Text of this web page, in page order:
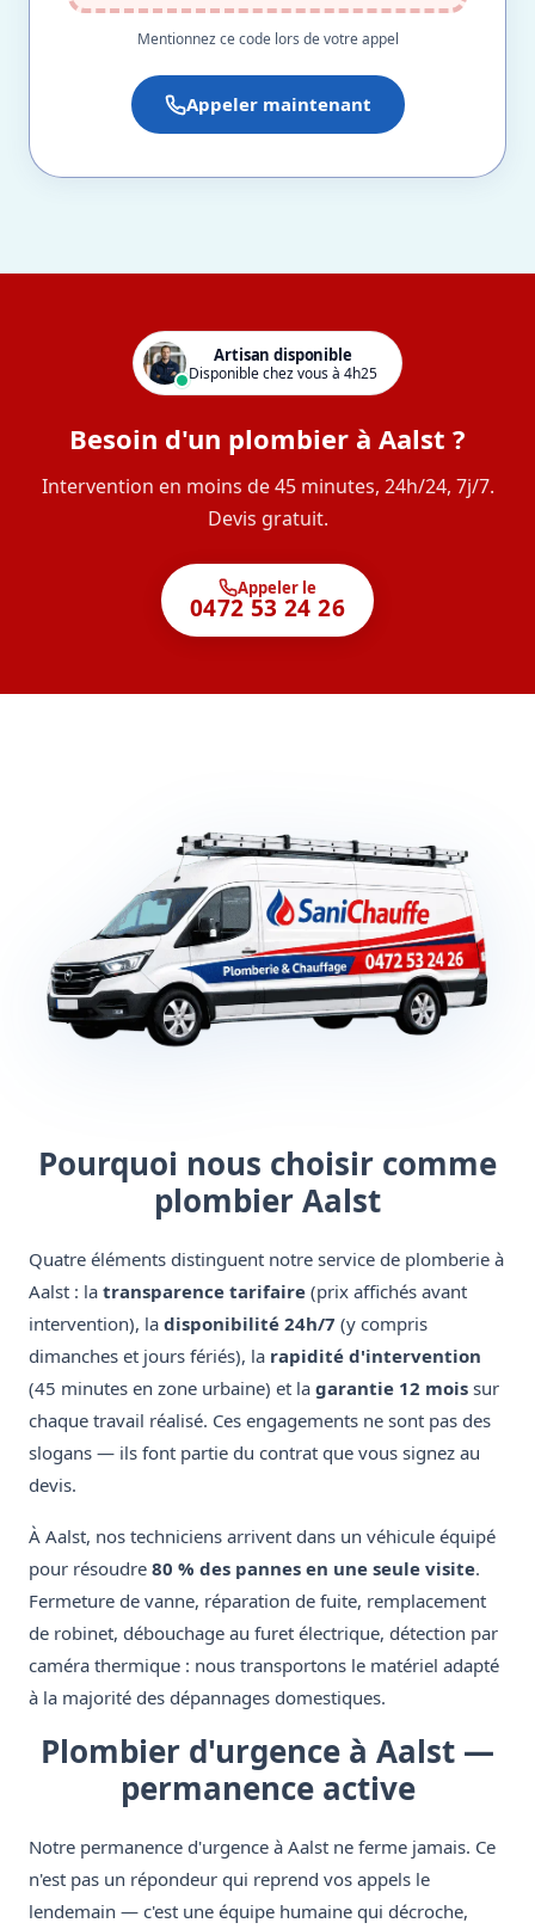
Mentionnez ce code lors de votre appel
Appeler maintenant
Artisan disponible
Disponible chez vous à 4h25
Besoin d'un plombier à Aalst ?
Intervention en moins de 45 minutes, 24h/24, 7j/7.
Devis gratuit.
Appeler le
0472 53 24 26
Pourquoi nous choisir comme
plombier Aalst
Quatre éléments distinguent notre service de plomberie à
Aalst : la transparence tarifaire (prix affichés avant
intervention), la disponibilité 24h/7 (y compris
dimanches et jours fériés), la rapidité d'intervention
(45 minutes en zone urbaine) et la garantie 12 mois sur
chaque travail réalisé. Ces engagements ne sont pas des
slogans — ils font partie du contrat que vous signez au
devis.
À Aalst, nos techniciens arrivent dans un véhicule équipé
pour résoudre 80 % des pannes en une seule visite.
Fermeture de vanne, réparation de fuite, remplacement
de robinet, débouchage au furet électrique, détection par
caméra thermique : nous transportons le matériel adapté
à la majorité des dépannages domestiques.
Plombier d'urgence à Aalst —
permanence active
Notre permanence d'urgence à Aalst ne ferme jamais. Ce
n'est pas un répondeur qui reprend vos appels le
lendemain — c'est une équipe humaine qui décroche,